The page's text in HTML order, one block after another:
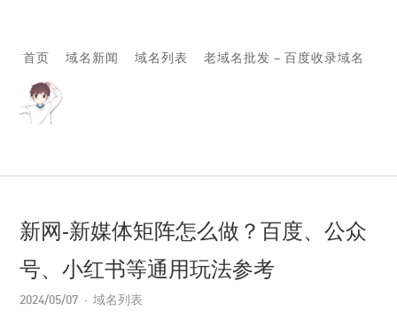
首页 域名新闻 域名列表 老域名批发 – 百度收录域名
新网-新媒体矩阵怎么做？百度、公众
号、小红书等通用玩法参考
2024/05/07 域名列表